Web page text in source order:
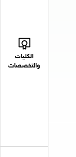
الكليات
والتخصصات